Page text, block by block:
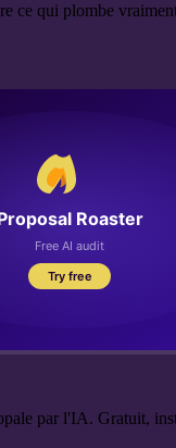
ce qui plombe
par l'IA. Gratuit,